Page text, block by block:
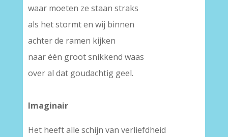
waar moeten ze staan straks
als het stormt en wij binnen
achter de ramen kijken
naar één groot snikkend waas
over al dat goudachtig geel.
Imaginair
Het heeft alle schijn van verliefdheid